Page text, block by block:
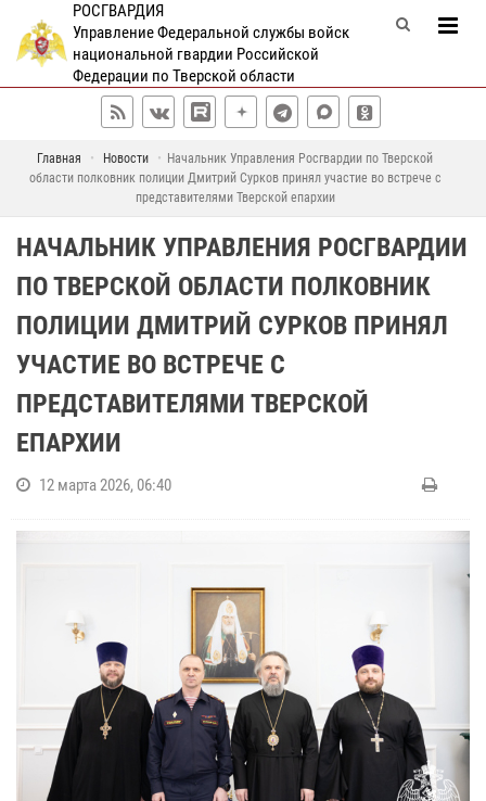
РОСГВАРДИЯ
Управление Федеральной службы войск
национальной гвардии Российской
Федерации по Тверской области
Главная Новости
Начальник Управления Росгвардии по Тверской
области полковник полиции Дмитрий Сурков принял участие во встрече с
представителями Тверской епархии
НАЧАЛЬНИК УПРАВЛЕНИЯ РОСГВАРДИИ
ПО ТВЕРСКОЙ ОБЛАСТИ ПОЛКОВНИК
ПОЛИЦИИ ДМИТРИЙ СУРКОВ ПРИНЯЛ
УЧАСТИЕ ВО ВСТРЕЧЕ С
ПРЕДСТАВИТЕЛЯМИ ТВЕРСКОЙ
ЕПАРХИИ
12 марта 2026, 06:40